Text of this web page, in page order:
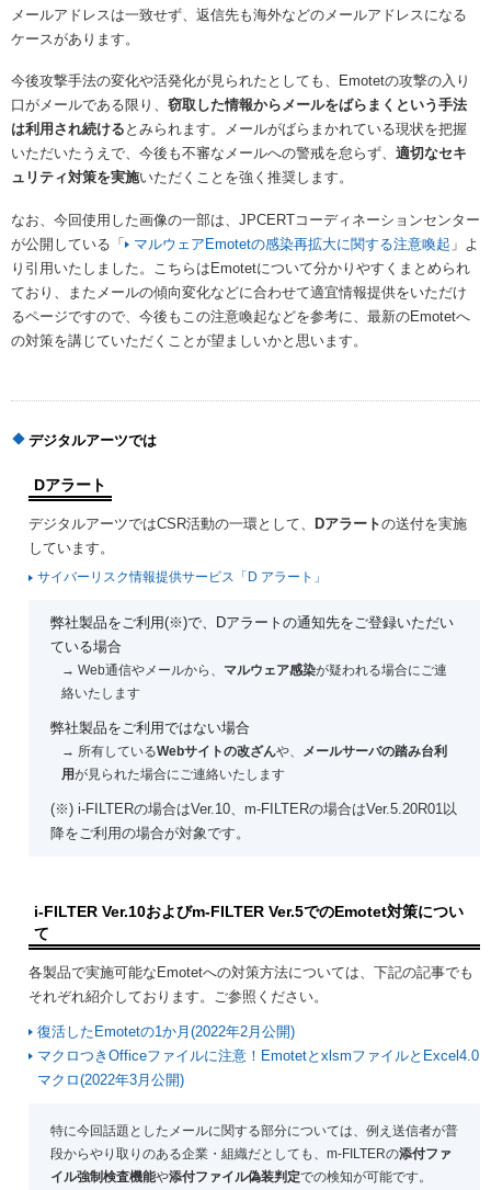
メールアドレスは一致せず、返信先も海外などのメールアドレスになる
ケースがあります。
今後攻撃手法の変化や活発化が見られたとしても、Emotetの攻撃の入り
口がメールである限り、 窃取した情報からメールをばらまくという手法
は利用され続ける とみられます。メールがばらまかれている現状を把握
いただいたうえで、今後も不審なメールへの警戒を怠らず、 適切なセキ
ュリティ対策を実施いただくことを強く推奨します。
なお、今回使用した画像の一部は、JPCERTコーディネーションセンター
が公開している「
マルウェアEmotetの感染再拡大に関する注意喚起 」よ
り引用いたしました。こちらはEmotetについて分かりやすくまとめられ
ており、またメールの傾向変化などに合わせて適宜情報提供をいただけ
るページですので、今後もこの注意喚起などを参考に、最新のEmotetへ
の対策を講じていただくことが望ましいかと思います。
デジタルアーツでは
Dアラート
デジタルアーツではCSR活動の一環として、 Dアラートの送付を実施
しています。
サイバーリスク情報提供サービス「D アラート」
弊社製品をご利用(※)で、Dアラートの通知先をご登録いただい
ている場合
→ Web通信やメールから、 マルウェア感染が疑われる場合にご連
絡いたします
弊社製品をご利用ではない場合
→ 所有しているWebサイトの改ざんや、
メールサーバの踏み台利
用が見られた場合にご連絡いたします
(※) i-FILTERの場合はVer.10、m-FILTERの場合はVer.5.20R01以
降をご利用の場合が対象です。
i-FILTER Ver.10およびm-FILTER Ver.5でのEmotet対策につい
て
各製品で実施可能なEmotetへの対策方法については、下記の記事でも
それぞれ紹介しております。ご参照ください。
復活したEmotetの1か月(2022年2月公開)
マクロつきOfficeファイルに注意！EmotetとxlsmファイルとExcel4.0
マクロ(2022年3月公開)
特に今回話題としたメールに関する部分については、例え送信者が普
段からやり取りのある企業・組織だとしても、m-FILTERの添付ファ
イル強制検査機能や添付ファイル偽装判定での検知が可能です。